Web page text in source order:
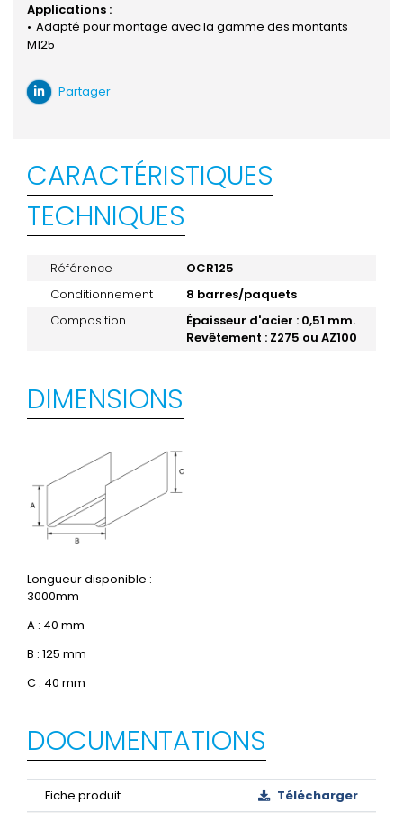
Applications :
Adapté pour montage avec la gamme des montants
M125
Partager
CARACTÉRISTIQUES
TECHNIQUES
Référence
OCR125
Conditionnement
8 barres/paquets
Composition
Épaisseur d'acier : 0,51 mm.
Revêtement : Z275 ou AZ100
DIMENSIONS
Longueur disponible :
3000mm
A : 40 mm
B : 125 mm
C : 40 mm
DOCUMENTATIONS
Fiche produit
Télécharger